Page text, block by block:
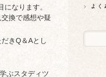
なります。
換で感想や疑
きQ＆Aとし
ぶスタディツ